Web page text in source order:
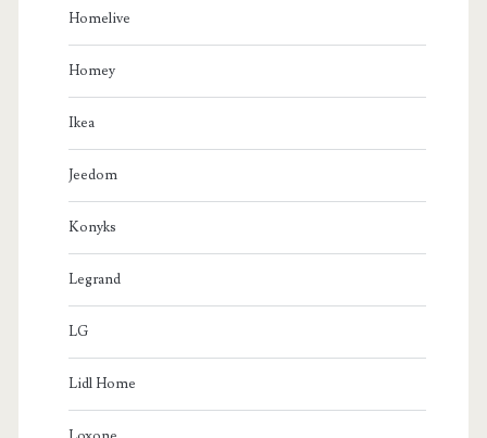
Homelive
Homey
Ikea
Jeedom
Konyks
Legrand
LG
Lidl Home